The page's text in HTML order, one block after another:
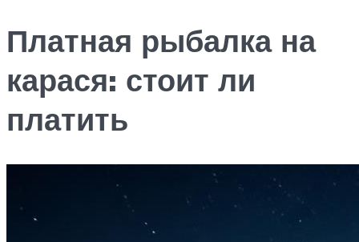
Платная рыбалка на
карася: стоит ли
платить